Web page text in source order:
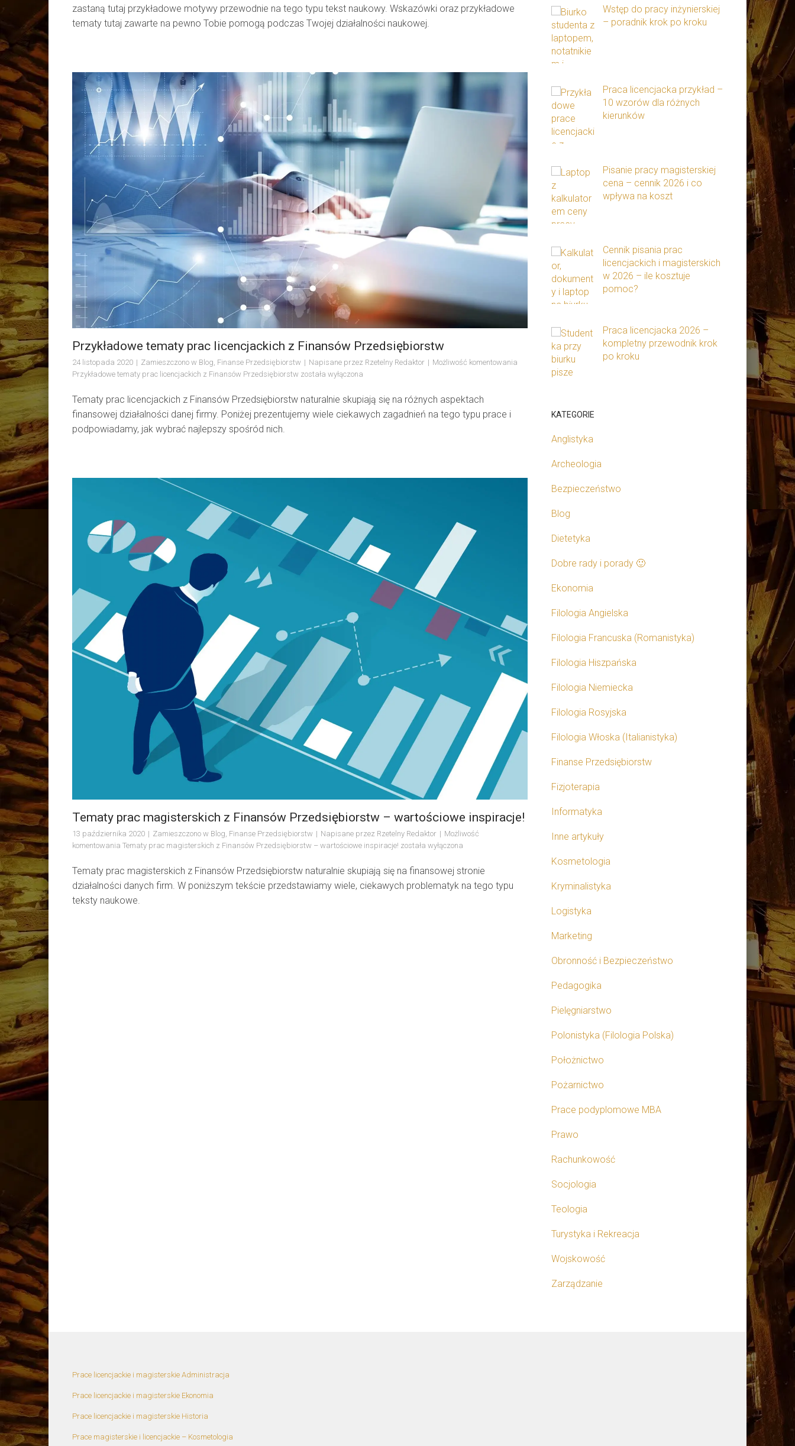
zastaną tutaj przykładowe motywy przewodnie na tego typu tekst naukowy. Wskazówki oraz przykładowe
tematy tutaj zawarte na pewno Tobie pomogą podczas Twojej działalności naukowej.
Przykładowe tematy prac licencjackich z Finansów Przedsiębiorstw
24 listopada 2020 Zamieszczono w Blog Finanse Przedsiębiorstw Napisane przez Rzetelny Redaktor
Możliwość komentowania
Przykładowe tematy prac licencjackich z Finansów Przedsiębiorstw została wyłączona
Tematy prac licencjackich z Finansów Przedsiębiorstw naturalnie skupiają się na różnych aspektach
finansowej działalności danej firmy. Poniżej prezentujemy wiele ciekawych zagadnień na tego typu prace i
podpowiadamy, jak wybrać najlepszy spośród nich.
Tematy prac magisterskich z Finansów Przedsiębiorstw – wartościowe inspiracje!
13 października 2020 Zamieszczono w Blog, Finanse Przedsiębiorstw Napisane przez Rzetelny Redaktor
Możliwość
komentowania Tematy prac magisterskich z Finansów Przedsiębiorstw – wartościowe inspiracje! została wyłączona
Tematy prac magisterskich z Finansów Przedsiębiorstw naturalnie skupiają się na finansowej stronie
działalności danych firm. W poniższym tekście przedstawiamy wiele, ciekawych problematyk na tego typu
teksty naukowe.
Wstęp do pracy inżynierskiej
– poradnik krok po kroku
Praca licencjacka przykład –
10 wzorów dla różnych
kierunków
Pisanie pracy magisterskiej
cena – cennik 2026 i co
wpływa na koszt
Cennik pisania prac
licencjackich i magisterskich
w 2026 – ile kosztuje
pomoc?
Praca licencjacka 2026 –
kompletny przewodnik krok
po kroku
KATEGORIE
Anglistyka
Archeologia
Bezpieczeństwo
Blog
Dietetyka
Dobre rady i porady 🙂
Ekonomia
Filologia Angielska
Filologia Francuska (Romanistyka)
Filologia Hiszpańska
Filologia Niemiecka
Filologia Rosyjska
Filologia Włoska (Italianistyka)
Finanse Przedsiębiorstw
Fizjoterapia
Informatyka
Inne artykuły
Kosmetologia
Kryminalistyka
Logistyka
Marketing
Obronność i Bezpieczeństwo
Pedagogika
Pielęgniarstwo
Polonistyka (Filologia Polska)
Położnictwo
Pożarnictwo
Prace podyplomowe MBA
Prawo
Rachunkowość
Socjologia
Teologia
Turystyka i Rekreacja
Wojskowość
Zarządzanie
Prace licencjackie i magisterskie Administracja
Prace licencjackie i magisterskie Ekonomia
Prace licencjackie i magisterskie Historia
Prace magisterskie i licencjackie – Kosmetologia